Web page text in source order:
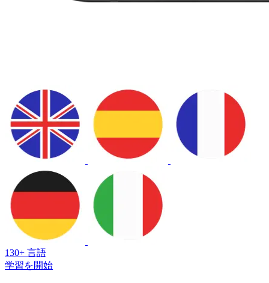
130+ 言語
学習を開始